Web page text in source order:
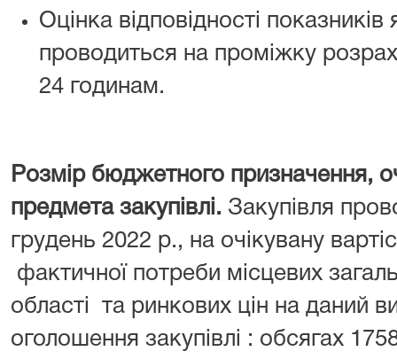
Оцінка відповідності показників
проводиться на проміжку
24 годинам.
Розмір бюджетного призначення,
предмета закупівлі. Закупівля
грудень 2022 р., на очікувану
фактичної потреби місцевих
області та ринкових цін на даний
оголошення закупівлі : обсягах